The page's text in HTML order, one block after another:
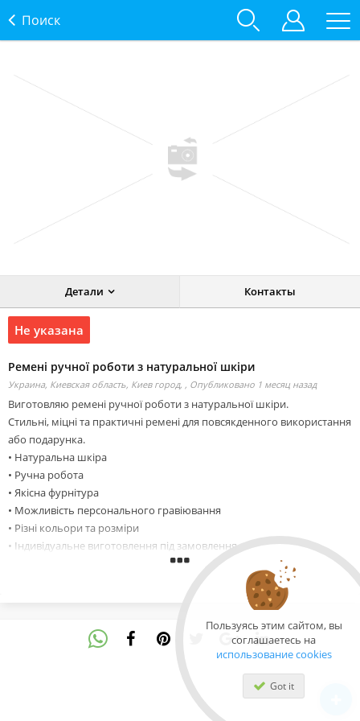
Пользуясь этим сайтом, вы
соглашаетесь на
использование cookies
Got it
Поиск
Детали Контакты
Не указана
Ремені ручної роботи з натуральної шкіри
Украина, Киевская область, Киев город, , Опубликовано 1 месяц назад
Виготовляю ремені ручної роботи з натуральної шкіри.
Стильні, міцні та практичні ремені для повсякденного використання
або подарунка.
• Натуральна шкіра
• Ручна робота
• Якісна фурнітура
• Можливість персонального гравіювання
• Різні кольори та розміри
• Індивідуальне виготовлення під замовлення
Кожен ремінь створюється з увагою до деталей та має гарний
Instagram: @craftok_ua
дзвінок : 0932827025
Сайт:https://www.instagram.com/craftok_ua/
Відео:https://www.tiktok.com/@craftok39